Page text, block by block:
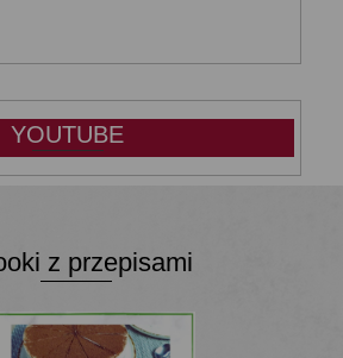
YOUTUBE
z przepisami